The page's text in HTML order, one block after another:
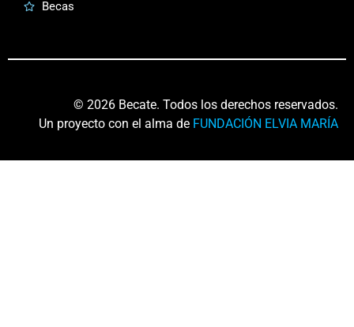
Becas
© 2026 Becate. Todos los derechos reservados.
Un proyecto con el alma de FUNDACIÓN ELVIA MARÍA